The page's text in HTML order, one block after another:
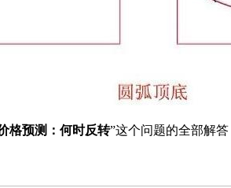
格预测：何时反转”这个问题的全部解